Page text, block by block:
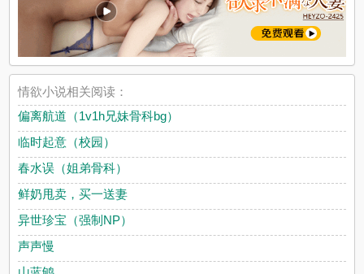
情欲小说相关阅读：
偏离航道（1v1h兄妹骨科bg）
临时起意（校园）
春水误（姐弟骨科）
鲜奶甩卖，买一送妻
异世珍宝（强制NP）
声声慢